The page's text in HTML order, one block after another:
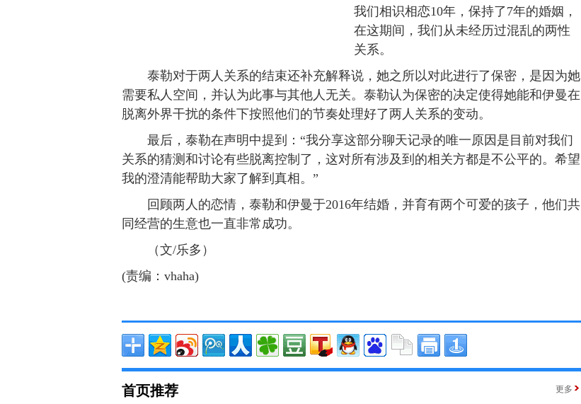
我们相识相恋10年，保持了7年的婚姻，
在这期间，我们从未经历过混乱的两性
关系。
泰勒对于两人关系的结束还补充解释说，她之所以对此进行了保密，是因为她
需要私人空间，并认为此事与其他人无关。泰勒认为保密的决定使得她能和伊曼在
脱离外界干扰的条件下按照他们的节奏处理好了两人关系的变动。
最后，泰勒在声明中提到：“我分享这部分聊天记录的唯一原因是目前对我们
关系的猜测和讨论有些脱离控制了，这对所有涉及到的相关方都是不公平的。希望
我的澄清能帮助大家了解到真相。”
回顾两人的恋情，泰勒和伊曼于2016年结婚，并育有两个可爱的孩子，他们共
同经营的生意也一直非常成功。
（文/乐多）
(责编：vhaha)
首页推荐 更多